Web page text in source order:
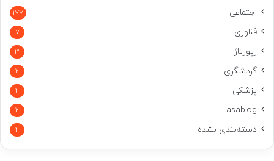
اجتماعی 177
فناوری 7
رپورتاژ 3
گردشگری 2
پزشکی 2
asablog
2
دسته‌بندی نشده 2